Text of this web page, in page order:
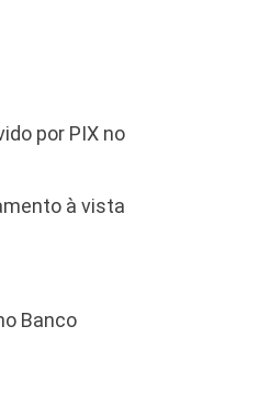
por PIX no
à vista
Banco